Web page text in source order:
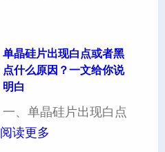
单晶硅片出现白点或者黑
点什么原因？一文给你说
明白
一、单晶硅片出现白点
阅读更多